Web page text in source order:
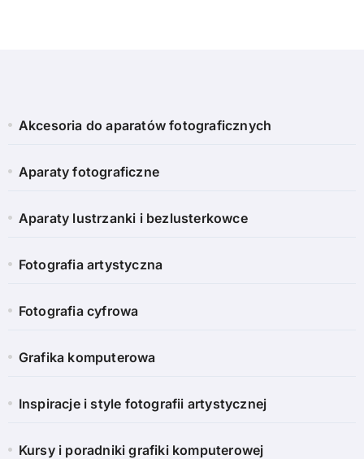
Akcesoria do aparatów fotograficznych
Aparaty fotograficzne
Aparaty lustrzanki i bezlusterkowce
Fotografia artystyczna
Fotografia cyfrowa
Grafika komputerowa
Inspiracje i style fotografii artystycznej
Kursy i poradniki grafiki komputerowej